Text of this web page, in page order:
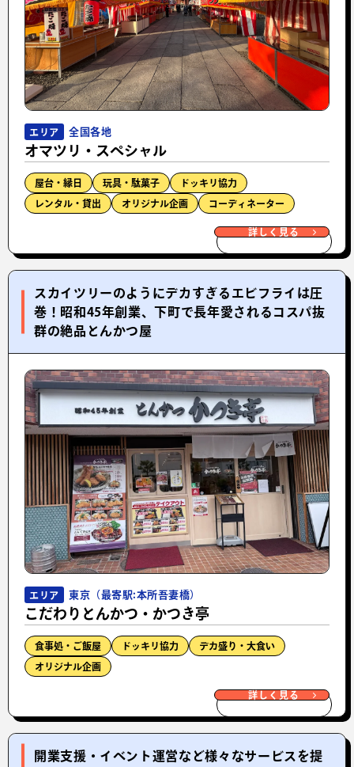
エリア 全国各地
オマツリ・スペシャル
屋台・縁日 玩具・駄菓子 ドッキリ協力
レンタル・貸出 オリジナル企画 コーディネーター
詳しく見る
スカイツリーのようにデカすぎるエビフライは圧
巻！昭和45年創業、下町で長年愛されるコスパ抜
群の絶品とんかつ屋
エリア 東京（最寄駅:本所吾妻橋）
こだわりとんかつ・かつき亭
食事処・ご飯屋 ドッキリ協力 デカ盛り・大食い
オリジナル企画
詳しく見る
開業支援・イベント運営など様々なサービスを提